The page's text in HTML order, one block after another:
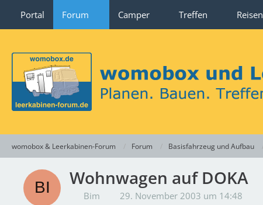
Portal Forum Camper Treffen Reisen
womobox & Leerkabinen-Forum Forum Basisfahrzeug und Aufbau
Wohnwagen auf DOKA
Bim 29. November 2003 um 14:48